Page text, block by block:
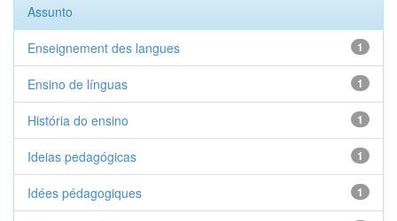
Assunto
1
Enseignement des langues
1
Ensino de línguas
1
História do ensino
1
Ideias pedagógicas
1
Idées pédagogiques